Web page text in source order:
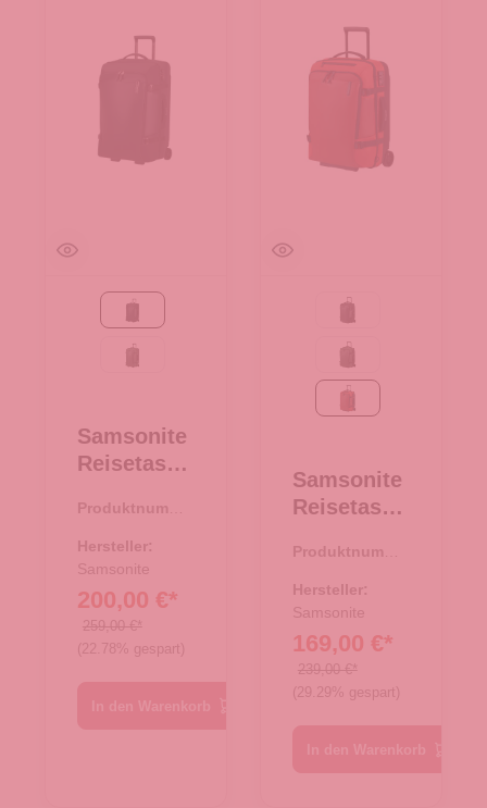
Black
Moss
Samsonite
Reisetasch
Rollen
68/25
Armox
Black
Produktnumme
Hersteller:
Samsonite
200,00 €*
259,00 €*
(22.78% gespart)
Black
Moss
rust
Samsonite
Reisetasch
Rollen
55/20
Rucksack
Armox rust
Produktnumme
Hersteller:
Samsonite
169,00 €*
239,00 €*
(29.29% gespart)